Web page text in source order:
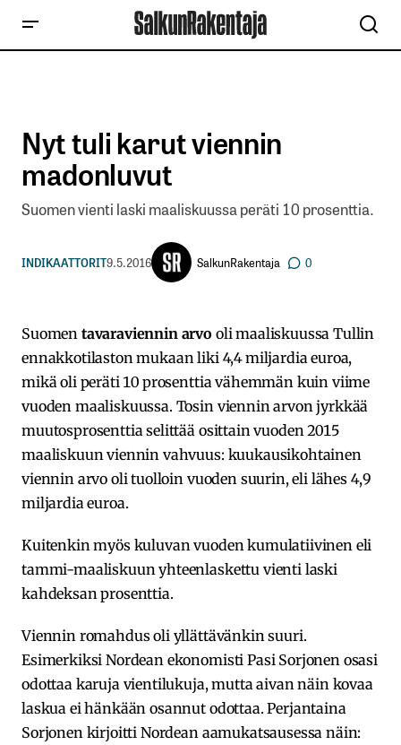
Nyt tuli karut viennin
madonluvut
Suomen vienti laski maaliskuussa peräti 10 prosenttia.
INDIKAATTORIT9.5.2016 SalkunRakentaja 0
Suomen tavaraviennin arvo oli maaliskuussa Tullin
ennakkotilaston mukaan liki 4,4 miljardia euroa,
mikä oli peräti 10 prosenttia vähemmän kuin viime
vuoden maaliskuussa. Tosin viennin arvon jyrkkää
muutosprosenttia selittää osittain vuoden 2015
maaliskuun viennin vahvuus: kuukausikohtainen
viennin arvo oli tuolloin vuoden suurin, eli lähes 4,9
miljardia euroa.
Kuitenkin myös kuluvan vuoden kumulatiivinen eli
tammi-maaliskuun yhteenlaskettu vienti laski
kahdeksan prosenttia.
Viennin romahdus oli yllättävänkin suuri.
Esimerkiksi Nordean ekonomisti Pasi Sorjonen osasi
odottaa karuja vientilukuja, mutta aivan näin kovaa
laskua ei hänkään osannut odottaa. Perjantaina
Sorjonen kirjoitti Nordean aamukatsausessa näin: